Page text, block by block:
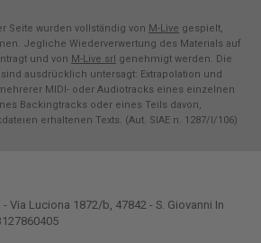
Seite wurden vollständig von M-Live gespielt,
Jegliche Wiederverwertung des Materials auf
und von M-Live srl genehmigt werden. Die
ausdrücklich untersagt: Extrapolation und
MIDI- oder Audiotracks eines einzelnen
Backingtracks oder eines Teils davon,
erhaltenen Texts. (Aut. SIAE n. 1287/I/106)
- Via Luciona 1872/b, 47842 - S. Giovanni In